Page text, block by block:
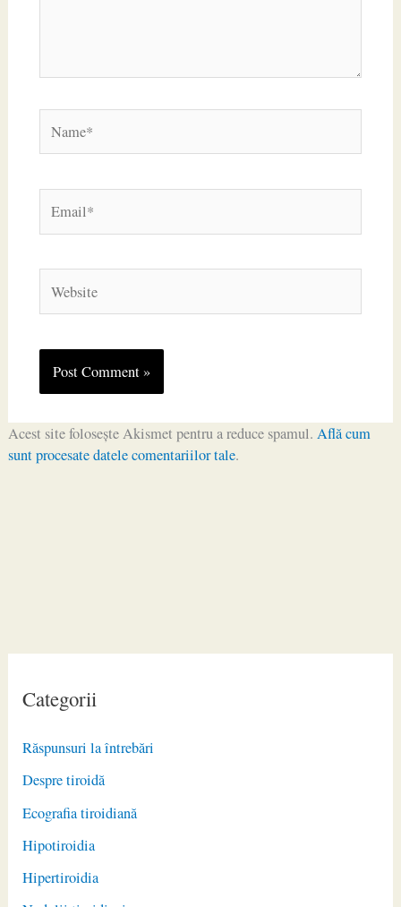
Categorii
Răspunsuri la întrebări
Despre tiroidă
Ecografia tiroidiană
Hipotiroidia
Hipertiroidia
Acest site folosește Akismet pentru a reduce spamul. Află cum
sunt procesate datele comentariilor tale.